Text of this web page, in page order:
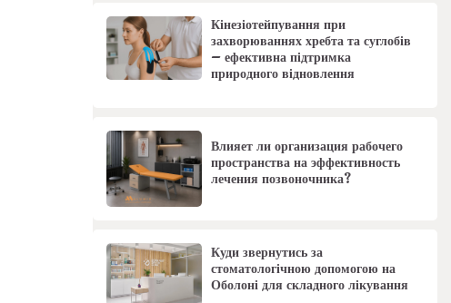
Кінезіотейпування при
захворюваннях хребта та суглобів
– ефективна підтримка
природного відновлення
Влияет ли организация рабочего
пространства на эффективность
лечения позвоночника?
Куди звернутись за
стоматологічною допомогою на
Оболоні для складного лікування